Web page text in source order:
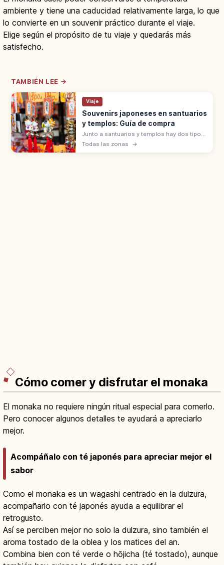
ambiente y tiene una caducidad relativamente larga, lo que
lo convierte en un souvenir práctico durante el viaje.
Elige según el propósito de tu viaje y quedarás más
satisfecho.
TAMBIÉN LEE →
Viaje
Souvenirs japoneses en santuarios
y templos: Guía de compra
Junto a santuarios y templos hay dos tipos
de souvenirs: objetos sagrados (omamori,
Todas las zonas →
Cómo comer y disfrutar el monaka
El monaka no requiere ningún ritual especial para comerlo.
Pero conocer algunos detalles te ayudará a apreciarlo
mejor.
Acompáñalo con té japonés para apreciar mejor el
sabor
Como el monaka es un wagashi centrado en la dulzura,
acompañarlo con té japonés ayuda a equilibrar el
retrogusto.
Así se perciben mejor no solo la dulzura, sino también el
aroma tostado de la oblea y los matices del an.
Combina bien con té verde o hōjicha (té tostado), aunque